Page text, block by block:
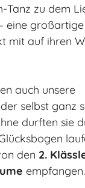
Tanz zu dem
eine
mit auf ihren
auch unsere
selbst ganz
durften sie
den 2.
empfangen.